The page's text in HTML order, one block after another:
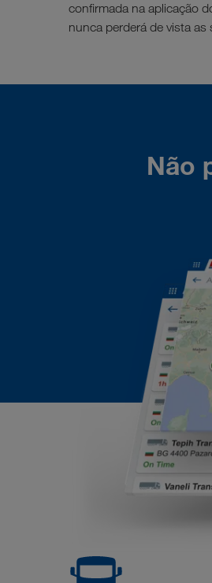
confirmada na aplicação
nunca perderá de vista
Não